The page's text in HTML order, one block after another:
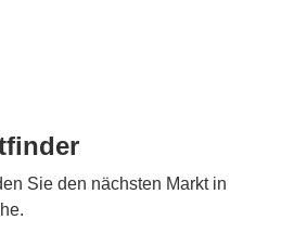
Sie den nächsten Markt in